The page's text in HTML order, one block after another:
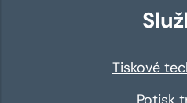
Tiskové